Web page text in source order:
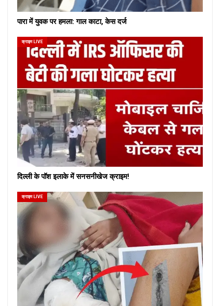
पारा में युवक पर हमला: गाल काटा, केस दर्ज
क्राइम LIVE
दिल्ली के पॉश इलाके में सनसनीखेज क्राइम!
क्राइम LIVE